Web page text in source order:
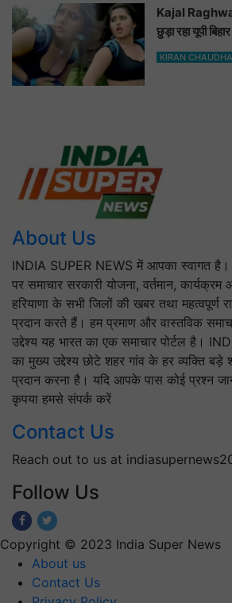
Kajal
छुड़ा रहा यूपी
आप भी हो जाओगे
KIRAN
About Us
INDIA SUPER NEWS में आपका स्वागत है।
पर समाचार सरकारी योजना, वर्तमान,
हरियाणा के सभी जिलों की खबर तथा महत्वपूर्ण
प्रदान करते हैं। हम प्रमाण और वास्तविक
उद्देश्य यह भारत का एक समाचार पोर्टल है।
का मुख्य उद्देश्य छोटे शहर गांव के हर व्यक्ति बड़े
प्रदान करना है। यदि आपके पास कोई प्रश्न
कृपया हमसे संपर्क करें
Contact Us
Reach out to us at
Follow Us
Copyright © 2023 India Super News
About us
Contact Us